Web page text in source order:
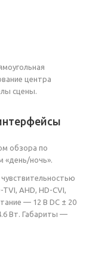
центра
сцены.
обзора по
«день/ночь».
чувствительностью
AHD, HD-CVI,
— 12 В DC ± 20
Вт. Габариты —